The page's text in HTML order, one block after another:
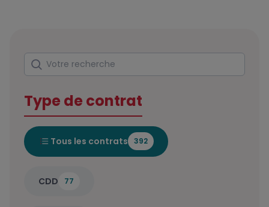
Rechercher
Votre recherche
Type de contrat
Tous les contrats 392
CDD 77